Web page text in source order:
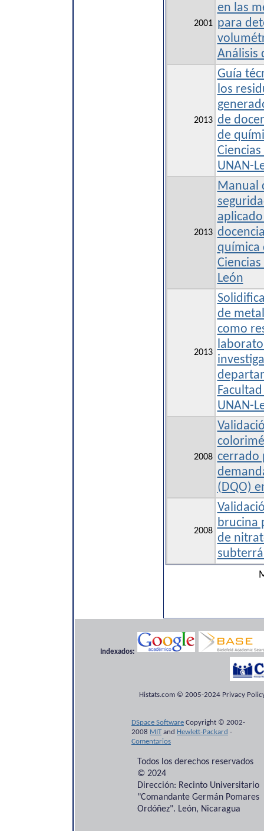
2001
en las
para
Análisis
2013
Guía
los
de
de
UNAN-
2013
Manual
química
León
2013
de
como
UNAN-
2008 cerrado
(DQO)
2008
brucina
de
Indexados:
Histats.com © 2005-2024 Privacy
DSpace Software Copyright © 2002-
2008 MITand Hewlett-Packard -
Comentarios
Todos los derechos reservados
© 2024
Dirección: Recinto Universitario
"Comandante Germán Pomares
Ordóñez". León, Nicaragua